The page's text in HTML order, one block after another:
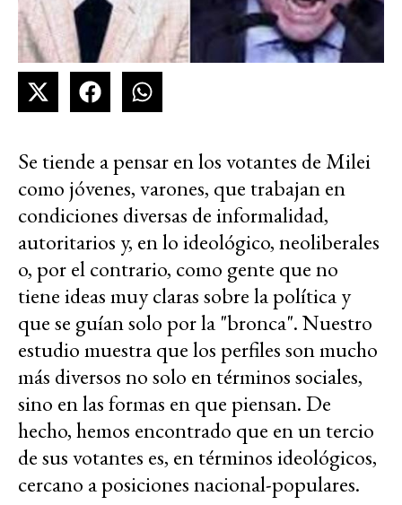
Se tiende a pensar en los votantes de Milei
como jóvenes, varones, que trabajan en
condiciones diversas de informalidad,
autoritarios y, en lo ideológico, neoliberales
o, por el contrario, como gente que no
tiene ideas muy claras sobre la política y
que se guían solo por la "bronca". Nuestro
estudio muestra que los perfiles son mucho
más diversos no solo en términos sociales,
sino en las formas en que piensan. De
hecho, hemos encontrado que en un tercio
de sus votantes es, en términos ideológicos,
cercano a posiciones nacional-populares.